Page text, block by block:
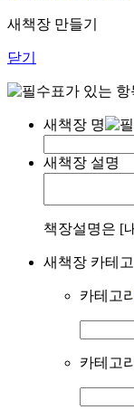
새책장 만들기
닫기
표가 있는
새책장 명
새책장 설명
책장설명은 [
새책장 카테고
카테고리
카테고리